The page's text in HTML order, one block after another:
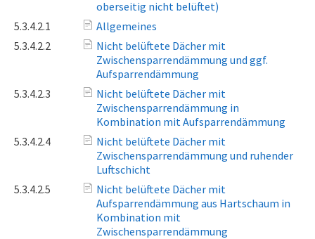
oberseitig nicht belüftet)
5.3.4.2.1
Allgemeines
5.3.4.2.2
Nicht belüftete Dächer mit
Zwischensparrendämmung und ggf.
Aufsparrendämmung
5.3.4.2.3
Nicht belüftete Dächer mit
Zwischensparrendämmung in
Kombination mit Aufsparrendämmung
5.3.4.2.4
Nicht belüftete Dächer mit
Zwischensparrendämmung und ruhender
Luftschicht
5.3.4.2.5
Nicht belüftete Dächer mit
Aufsparrendämmung aus Hartschaum in
Kombination mit
Zwischensparrendämmung